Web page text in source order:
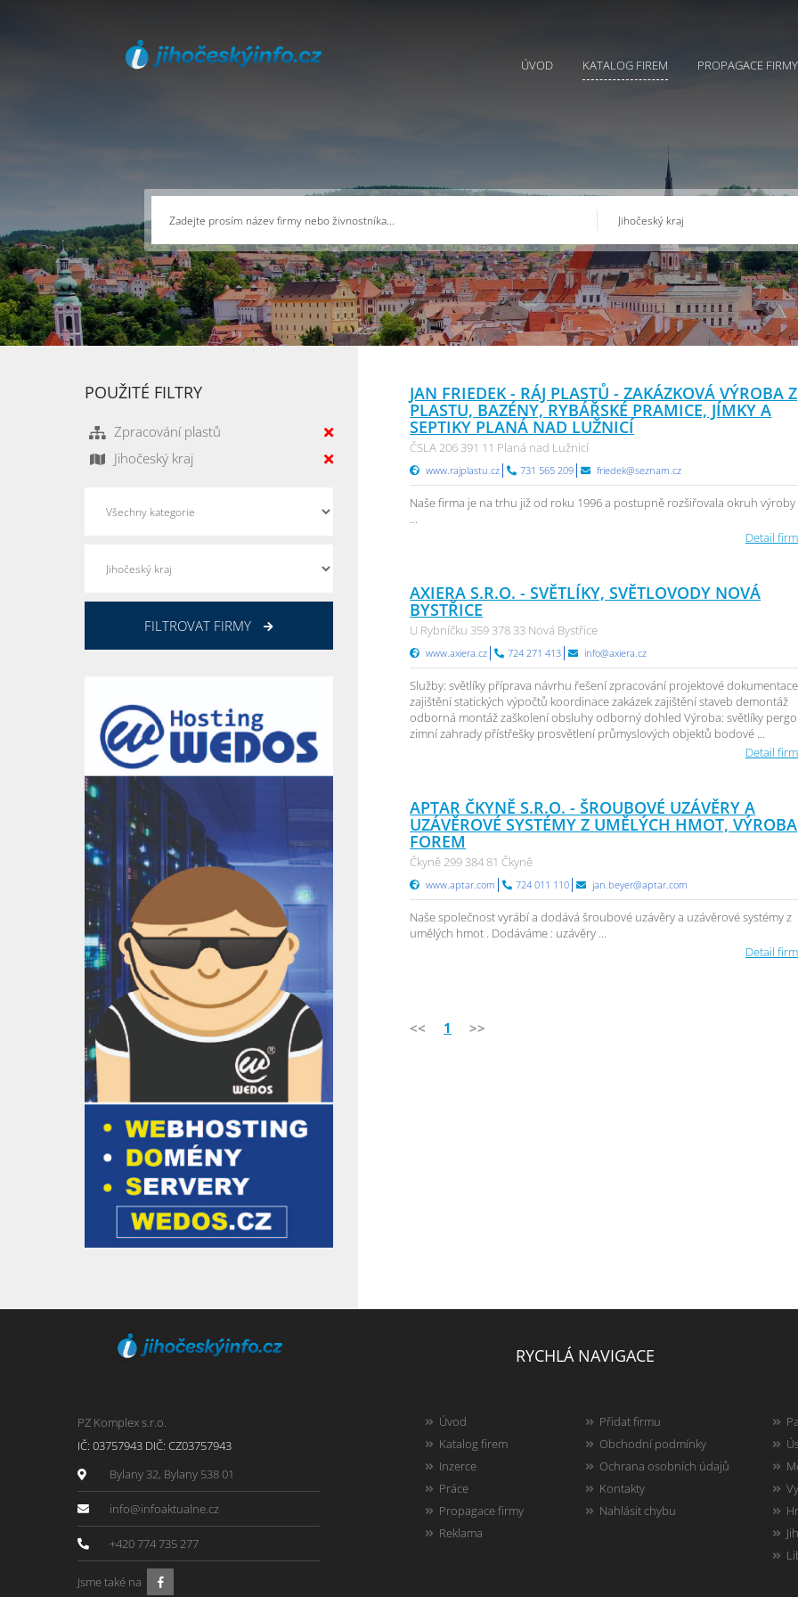
ÚVOD KATALOG FIREM PROPAGACE FIRMY
JAN FRIEDEK - RÁJ PLASTŮ - ZAKÁZKOVÁ VÝROBA Z
PLASTU, BAZÉNY, RYBÁŘSKÉ PRAMICE, JÍMKY A
SEPTIKY PLANÁ NAD LUŽNICÍ
ČSLA 206 391 11 Planá nad Lužnicí
www.rajplastu.cz 731 565 209 friedek@seznam.cz
Naše firma je na trhu již od roku 1996 a postupně rozšiřovala okruh výroby
...
Detail
AXIERA S.R.O. - SVĚTLÍKY, SVĚTLOVODY NOVÁ
BYSTŘICE
U Rybníčku 359 378 33 Nová Bystřice
www.axiera.cz 724 271 413 info@axiera.cz
Služby: světlíky příprava návrhu řešení zpracování projektové dokumentace
zajištění statických výpočtů koordinace zakázek zajištění staveb demontáž
odborná montáž zaškolení obsluhy odborný dohled Výroba: světlíky
zimní zahrady přístřešky prosvětlení průmyslových objektů bodové ...
Detail
APTAR ČKYNĚ S.R.O. - ŠROUBOVÉ UZÁVĚRY A
UZÁVĚROVÉ SYSTÉMY Z UMĚLÝCH HMOT, VÝROBA
FOREM
Čkyně 299 384 81 Čkyně
www.aptar.com 724 011 110 jan.beyer@aptar.com
Naše společnost vyrábí a dodává šroubové uzávěry a uzávěrové systémy z
umělých hmot . Dodáváme : uzávěry ...
Detail
<< 1 >>
POUŽITÉ FILTRY
Zpracování plastů
Jihočeský kraj
FILTROVAT FIRMY
PZ Komplex s.r.o.
IČ: 03757943 DIČ: CZ03757943
Bylany 32, Bylany 538 01
info@infoaktualne.cz
+420 774 735 277
Jsme také na
RYCHLÁ NAVIGACE
Úvod
Katalog firem
Inzerce
Práce
Propagace firmy
Reklama
Přidat firmu
Obchodní podmínky
Ochrana osobních údajů
Kontakty
Nahlásit chybu